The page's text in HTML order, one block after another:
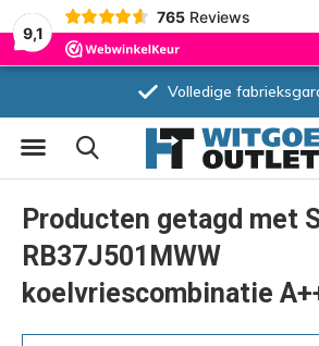
9,1
765 Reviews
Volledige
Producten getagd met
RB37J501MWW
koelvriescombinatie